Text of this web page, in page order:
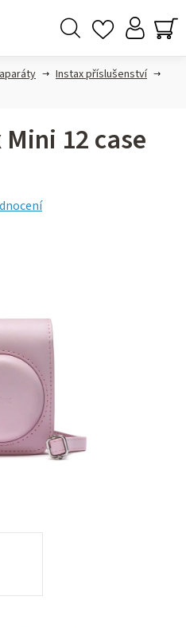
Instax příslušenství
12 case